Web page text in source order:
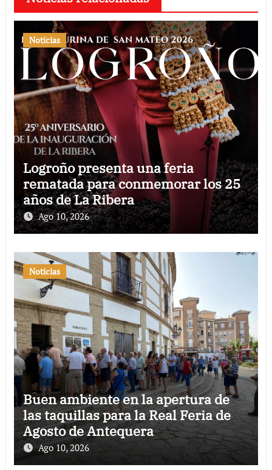
Noticias
Logroño presenta una feria
rematada para conmemorar los 25
años de La Ribera
Ago 10, 2026
Noticias
Buen ambiente en la apertura de
las taquillas para la Real Feria de
Agosto de Antequera
Ago 10, 2026